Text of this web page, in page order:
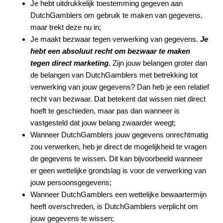
Je hebt uitdrukkelijk toestemming gegeven aan
DutchGamblers om gebruik te maken van gegevens,
maar trekt deze nu in;
Je maakt bezwaar tegen verwerking van gegevens. Je
hebt een absoluut recht om bezwaar te maken
tegen direct marketing. Zijn jouw belangen groter dan
de belangen van DutchGamblers met betrekking tot
verwerking van jouw gegevens? Dan heb je een relatief
recht van bezwaar. Dat betekent dat wissen niet direct
hoeft te geschieden, maar pas dan wanneer is
vastgesteld dat jouw belang zwaarder weegt;
Wanneer DutchGamblers jouw gegevens onrechtmatig
zou verwerken, heb je direct de mogelijkheid te vragen
de gegevens te wissen. Dit kan bijvoorbeeld wanneer
er geen wettelijke grondslag is voor de verwerking van
jouw persoonsgegevens;
Wanneer DutchGamblers een wettelijke bewaartermijn
heeft overschreden, is DutchGamblers verplicht om
jouw gegevens te wissen;